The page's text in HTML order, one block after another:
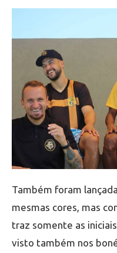
Também foram
mesmas cores, mas
traz somente as
visto também nos